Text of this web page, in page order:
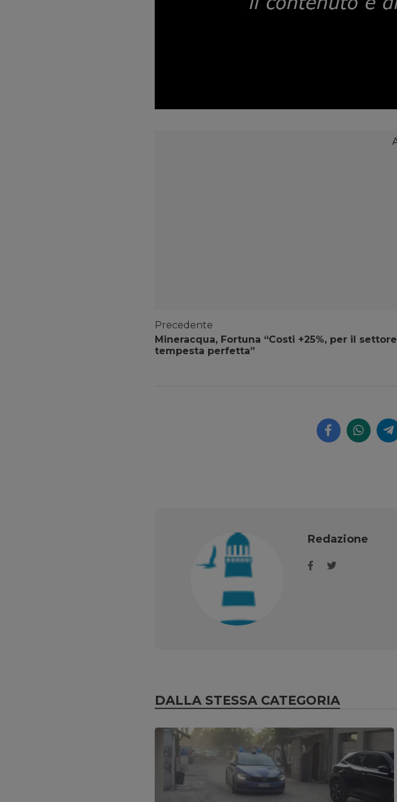
Precedente
Mineracqua, Fortuna “Costi +25%, per il settore
tempesta perfetta”
Redazione
DALLA STESSA CATEGORIA